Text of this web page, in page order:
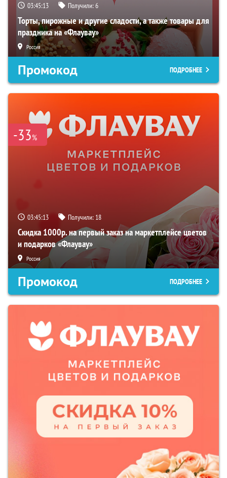
03:45:12 Получили:6
Торты, пирожные и другие сладости, а также товары для
праздника на «Флаувау»
Россия
Промокод ПОДРОБНЕЕ
-33%
03:45:12 Получили: 18
Скидка 1000р. на первый заказ на маркетплейсе цветов
и подарков «Флаувау»
Россия
Промокод ПОДРОБНЕЕ